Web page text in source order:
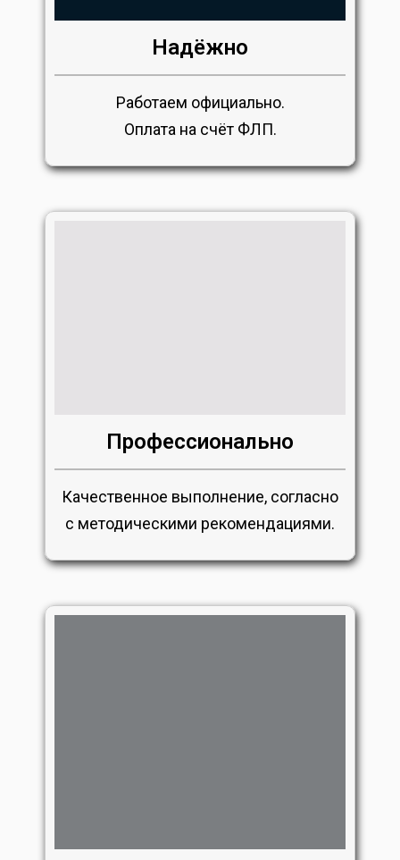
Надёжно
Работаем официально.
Оплата на счёт ФЛП.
Профессионально
Качественное выполнение, согласно
с методическими рекомендациями.